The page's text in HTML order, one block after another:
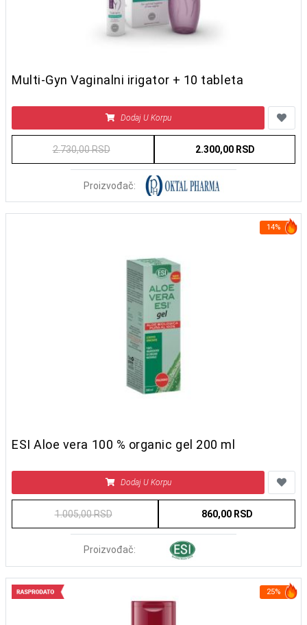
Multi-Gyn Vaginalni irigator + 10 tableta
Dodaj U Korpu
2.730,00 RSD 2.300,00 RSD
Proizvođač:
14%
ESI Aloe vera 100 % organic gel 200 ml
Dodaj U Korpu
1.005,00 RSD 860,00 RSD
Proizvođač:
25%